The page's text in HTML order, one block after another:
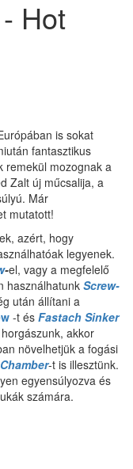
Hot
is sokat
fantasztikus
remekül mozognak a
Zalt új műcsalija, a
Már
mutatott!
azért, hogy
legyenek.
-el, vagy a megfelelő
használhatunkScrew-
után állítani a
-t és Fastach Sinker
akkor
növelhetjük a fogási
-t is illesztünk.
egyensúlyozva és
számára.